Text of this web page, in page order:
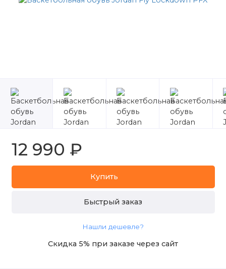
12 990 ₽
Купить
Быстрый заказ
Нашли дешевле?
Скидка 5% при заказе через сайт